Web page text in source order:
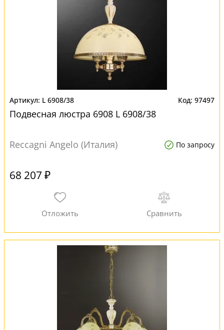
L 6908/38 97497
Подвесная люстра 6908 L 6908/38
Reccagni Angelo (Италия) По запросу
68 207 ₽